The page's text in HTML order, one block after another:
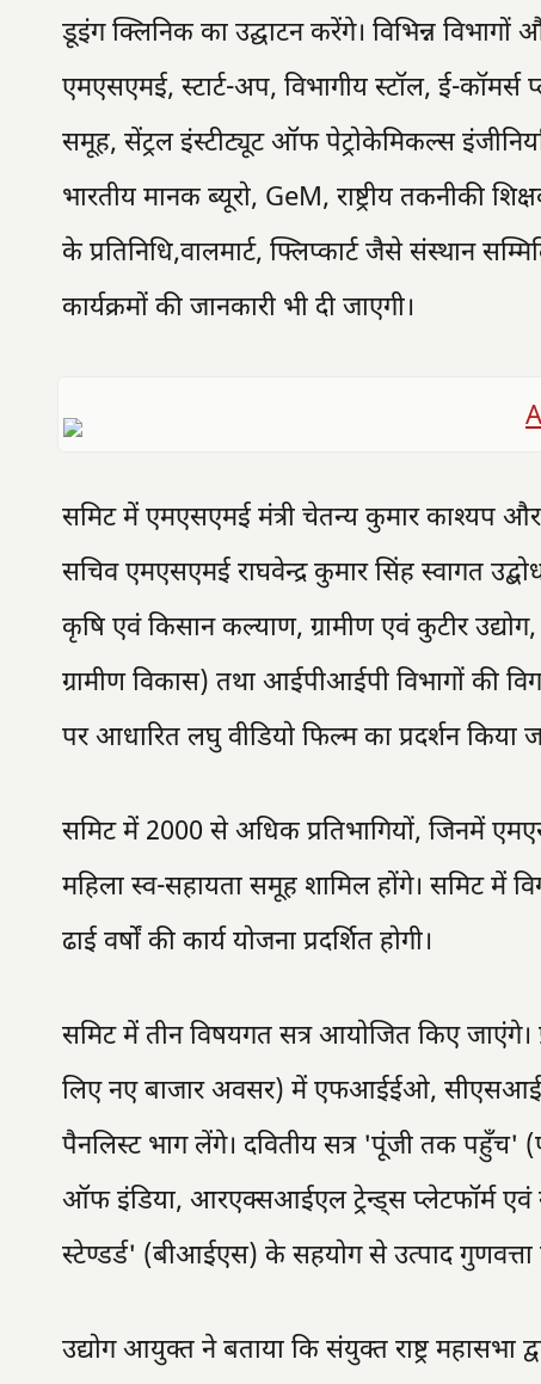
डूइंग क्लिनिक का उद्घाटन करेंगे। विभिन्न
एमएसएमई, स्टार्ट-अप, विभागीय स्टॉल, ई-कॉमर्स
समूह, सेंट्रल इंस्टीट्यूट ऑफ पेट्रोकेमिकल्स
भारतीय मानक ब्यूरो, GeM, राष्ट्रीय तकनीकी
के प्रतिनिधि,वालमार्ट, फ्लिप्कार्ट जैसे संस्थान
कार्यक्रमों की जानकारी भी दी जाएगी।
समिट में एमएसएमई मंत्री चेतन्य कुमार काश्यप
सचिव एमएसएमई राघवेन्द्र कुमार सिंह स्वागत
कृषि एवं किसान कल्याण, ग्रामीण एवं कुटीर
ग्रामीण विकास) तथा आईपीआईपी विभागों की
पर आधारित लघु वीडियो फिल्म का प्रदर्शन किया
समिट में 2000 से अधिक प्रतिभागियों, जिनमें
महिला स्व-सहायता समूह शामिल होंगे। समिट में
ढाई वर्षों की कार्य योजना प्रदर्शित होगी।
समिट में तीन विषयगत सत्र आयोजित किए
लिए नए बाजार अवसर) में एफआईईओ,
पैनलिस्ट भाग लेंगे। दवितीय सत्र 'पूंजी तक
ऑफ इंडिया, आरएक्सआईएल ट्रेन्ड्स प्लेटफॉर्म एवं
स्टेण्डर्ड' (बीआईएस) के सहयोग से उत्पाद गुणवत्ता
उद्योग आयुक्त ने बताया कि संयुक्त राष्ट्र महासभा